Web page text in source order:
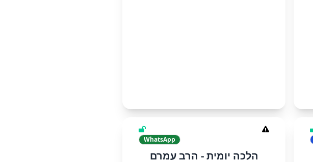
WhatsApp
הלכה יומית - הרב עמרם